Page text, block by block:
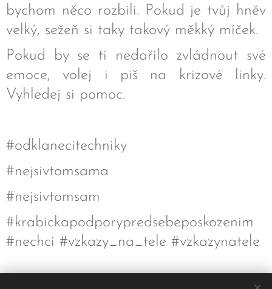
bychom něco rozbili. Pokud je tvůj hněv
velký, sežeň si taky takový měkký míček.
Pokud by se ti nedařilo zvládnout své
emoce, volej i piš na krizové linky.
Vyhledej si pomoc.
#odklanecitechniky
#nejsivtomsama
#nejsivtomsam
#krabickapodporypredsebeposkozenim
#nechci #vzkazy_na_tele #vzkazynatele